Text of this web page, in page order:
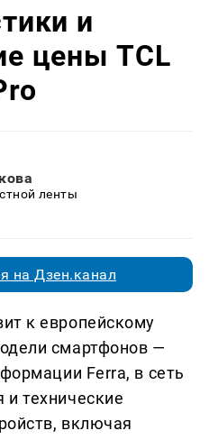
и
цены TCL
ленты
на Дзен.канал
к европейскому
смартфонов —
Ferra, в сеть
и технические
включая